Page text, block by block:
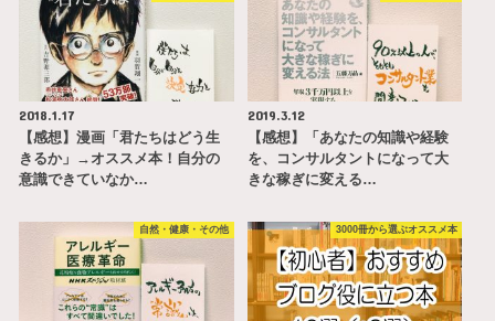
2018.1.17
【感想】漫画「君たちはどう生
きるか」→オススメ本！自分の
意識できていなか…
2019.3.12
【感想】「あなたの知識や経験
を、コンサルタントになって大
きな稼ぎに変える…
自然・健康・その他 3000冊から選ぶオススメ本